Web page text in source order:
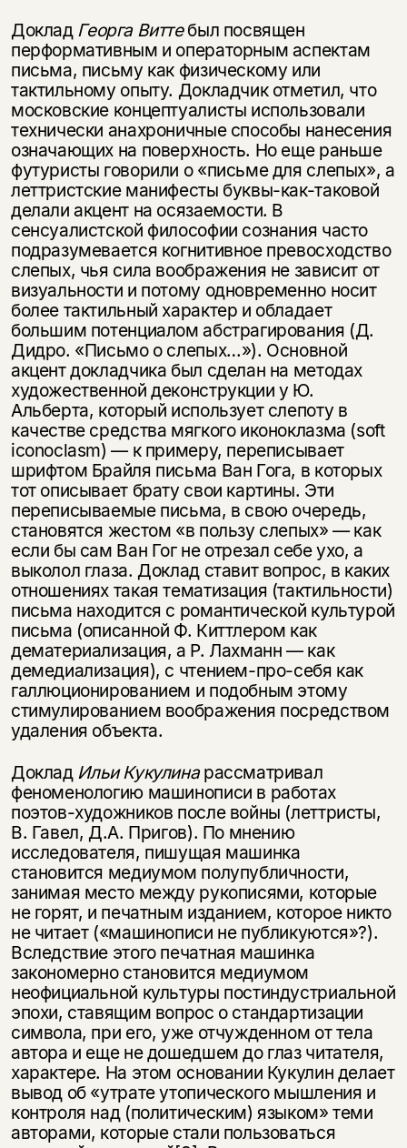
Доклад Георга Виттебыл посвящен
перформативным и операторным аспектам
письма, письму как физическому или
тактильному опыту. Докладчик отметил, что
московские концептуалисты использовали
технически анахроничные способы нанесения
означающих на поверхность. Но еще раньше
футуристы говорили о «письме для слепых», а
леттристские манифесты буквы-как-таковой
делали акцент на осязаемости. В
сенсуалистской философии сознания часто
подразумевается когнитивное превосходство
слепых, чья сила воображения не зависит от
визуальности и потому одновременно носит
более тактильный характер и обладает
большим потенциалом абстрагирования (Д.
Дидро. «Письмо о слепых…»). Основной
акцент докладчика был сделан на методах
художественной деконструкции у Ю.
Альберта, который использует слепоту в
качестве средства мягкого иконоклазма (soft
iconoclasm) — к примеру, переписывает
шрифтом Брайля письма Ван Гога, в которых
тот описывает брату свои картины. Эти
переписываемые письма, в свою очередь,
становятся жестом «в пользу слепых» — как
если бы сам Ван Гог не отрезал себе ухо, а
выколол глаза. Доклад ставит вопрос, в каких
отношениях такая тематизация (тактильности)
письма находится с романтической культурой
письма (описанной Ф. Киттлером как
дематериализация, а Р. Лахманн — как
демедиализация), с чтением-про-себя как
галлюционированием и подобным этому
стимулированием воображения посредством
удаления объекта.
Доклад Ильи Кукулинарассматривал
феноменологию машинописи в работах
поэтов-художников после войны (леттристы,
В. Гавел, Д.А. Пригов). По мнению
исследователя, пишущая машинка
становится медиумом полупубличности,
занимая место между рукописями, которые
не горят, и печатным изданием, которое никто
не читает («машинописи не публикуются»?).
Вследствие этого печатная машинка
закономерно становится медиумом
неофициальной культуры постиндустриальной
эпохи, ставящим вопрос о стандартизации
символа, при его, уже отчужденном от тела
автора и еще не дошедшем до глаз читателя,
характере. На этом основании Кукулин делает
вывод об «утрате утопического мышления и
контроля над (политическим) языком» теми
авторами, которые стали пользоваться